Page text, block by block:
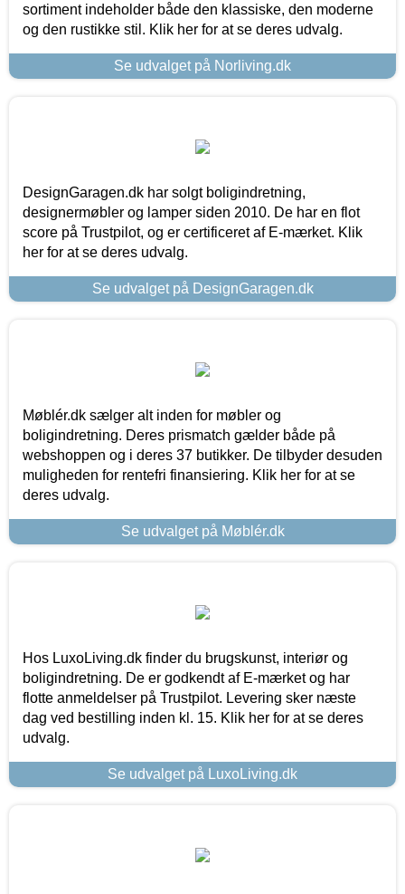
sortiment indeholder både den klassiske, den moderne
og den rustikke stil. Klik her for at se deres udvalg.
Se udvalget på Norliving.dk
DesignGaragen.dk har solgt boligindretning,
designermøbler og lamper siden 2010. De har en flot
score på Trustpilot, og er certificeret af E-mærket. Klik
her for at se deres udvalg.
Se udvalget på DesignGaragen.dk
Møblér.dk sælger alt inden for møbler og
boligindretning. Deres prismatch gælder både på
webshoppen og i deres 37 butikker. De tilbyder desuden
muligheden for rentefri finansiering. Klik her for at se
deres udvalg.
Se udvalget på Møblér.dk
Hos LuxoLiving.dk finder du brugskunst, interiør og
boligindretning. De er godkendt af E-mærket og har
flotte anmeldelser på Trustpilot. Levering sker næste
dag ved bestilling inden kl. 15. Klik her for at se deres
udvalg.
Se udvalget på LuxoLiving.dk